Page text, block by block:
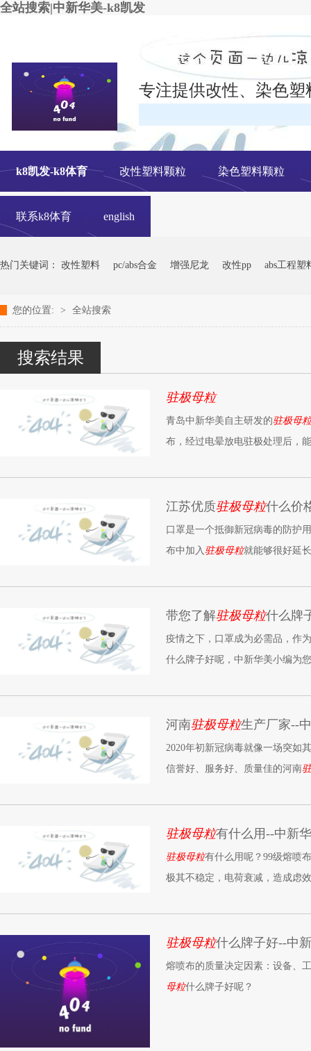
全站搜索|中新华美-k8凯发
改性塑料颗粒、染色塑料颗粒生产厂家---- 青岛中新华美塑料有限公司
专注提供改性、染色
k8凯发-k8体育 改性塑料颗粒 染色塑料颗粒
联系k8体育 english
热门关键词： 改性塑料 pc/abs合金 增强尼龙 改性pp abs工程塑
您的位置: > 全站搜索
搜索结果
驻极母粒
青岛中新华美自主研发的驻极母粒
布，经过电晕放电驻极处理后，
江苏优质驻极母粒什么价
口罩是一个抵御新冠病毒的防护
布中加入驻极母粒就能够很好延
带您了解驻极母粒什么牌
疫情之下，口罩成为必需品，作
什么牌子好呢，中新华美小编为
河南驻极母粒生产厂家--
2020年初新冠病毒就像一场突如
信誉好、服务好、质量佳的河南
驻极母粒有什么用--中新
驻极母粒有什么用呢？99级熔喷
极其不稳定，电荷衰减，造成虑
驻极母粒什么牌子好--中
熔喷布的质量决定因素：设备、
母粒什么牌子好呢？